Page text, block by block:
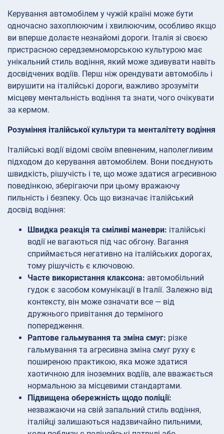
Керування автомобілем у чужій країні може бути
одночасно захоплюючим і хвилюючим, особливо якщо
ви вперше долаєте незнайомі дороги. Італія зі своєю
пристрасною середземноморською культурою має
унікальний стиль водіння, який може здивувати навіть
досвідчених водіїв. Перш ніж орендувати автомобіль і
вирушити на італійські дороги, важливо зрозуміти
місцеву ментальність водіння та знати, чого очікувати
за кермом.
Розуміння італійської культури та менталітету водіння
Італійські водії відомі своїм впевненим, наполегливим
підходом до керування автомобілем. Вони поєднують
швидкість, рішучість і те, що може здатися агресивною
поведінкою, зберігаючи при цьому вражаючу
пильність і безпеку. Ось що визначає італійський
досвід водіння:
Швидка реакція та сміливі маневри: італійські
водії не вагаються під час обгону. Вагання
сприймається негативно на італійських дорогах,
тому рішучість є ключовою.
Часте використання клаксона: автомобільний
гудок є засобом комунікації в Італії. Залежно від
контексту, він може означати все — від
дружнього привітання до терміного
попередження.
Раптове гальмування та зміна смуг: різке
гальмування та агресивна зміна смуг руху є
поширеною практикою, яка може здатися
хаотичною для іноземних водіїв, але вважається
нормальною за місцевими стандартами.
Підвищена обережність щодо поліції:
незважаючи на свій запальний стиль водіння,
італійці залишаються надзвичайно пильними,